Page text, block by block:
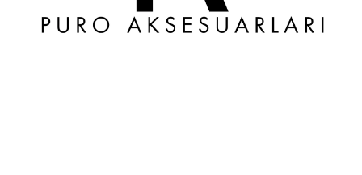
kullanım ve koleksiyon odaklı tasarım detaylarıyla öne
çıkmaktadır.